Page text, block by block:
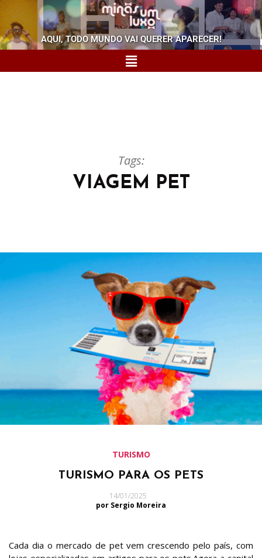
AQUI, TODO MUNDO VAI QUERER APARECER!
Tags:
VIAGEM PET
TURISMO
TURISMO PARA OS PETS
14/01/2025
por Sergio Moreira
Cada dia o mercado de pet vem crescendo pelo país, com